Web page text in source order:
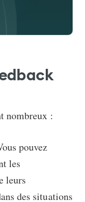
nombreux :
pouvez
les
leurs
des situations